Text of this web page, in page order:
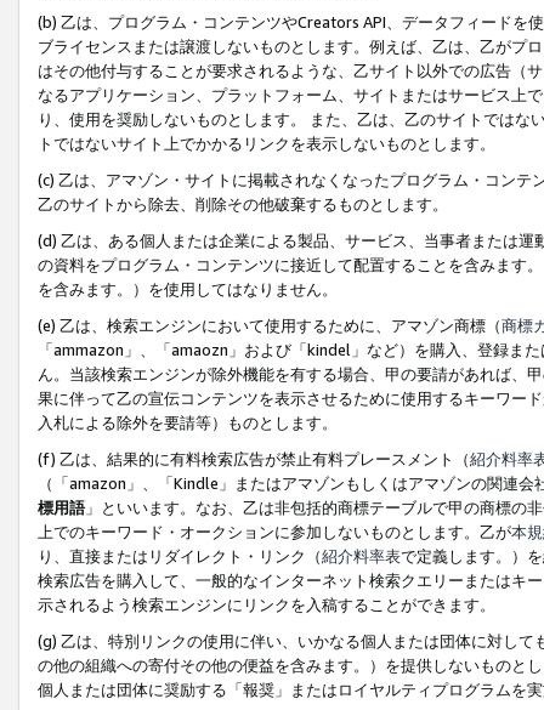
(b) 乙は、プログラム・コンテンツやCreators API、データフィード
ブライセンスまたは譲渡しないものとします。例えば、乙は、乙がプ
はその他付与することが要求されるような、乙サイト以外での広告（
なるアプリケーション、プラットフォーム、サイトまたはサービス上
り、使用を奨励しないものとします。 また、乙は、乙のサイトでは
トではないサイト上でかかるリンクを表示しないものとします。
(c) 乙は、アマゾン・サイトに掲載されなくなったプログラム・コン
乙のサイトから除去、削除その他破棄するものとします。
(d) 乙は、ある個人または企業による製品、サービス、当事者または
の資料をプログラム・コンテンツに接近して配置することを含みます
を含みます。）を使用してはなりません。
(e) 乙は、検索エンジンにおいて使用するために、アマゾン商標（商標
「ammazon」、「amaozn」および「kindel」など）を購入、登録ま
ん。当該検索エンジンが除外機能を有する場合、甲の要請があれば、
果に伴って乙の宣伝コンテンツを表示させるために使用するキーワー
入札による除外を要請等）ものとします。
(f) 乙は、結果的に有料検索広告が禁止有料プレースメント（紹介料率
（「amazon」、「Kindle」またはアマゾンもしくはアマゾンの関連
標用語」といいます。なお、乙は非包括的商標テーブルで甲の商標の
上でのキーワード・オークションに参加しないものとします。乙が本
り、直接またはリダイレクト・リンク（紹介料率表で定義します。）
検索広告を購入して、一般的なインターネット検索クエリーまたはキ
示されるよう検索エンジンにリンクを入稿することができます。
(g) 乙は、特別リンクの使用に伴い、いかなる個人または団体に対し
の他の組織への寄付その他の便益を含みます。）を提供しないものと
個人または団体に奨励する「報奨」またはロイヤルティプログラムを